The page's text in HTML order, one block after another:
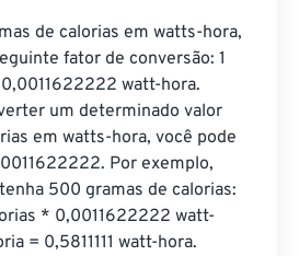
de calorias em watts-hora,
fator de conversão: 1
watt-hora.
um determinado valor
em watts-hora, você pode
Por exemplo,
500 gramas de calorias:
* 0,0011622222 watt-
= 0,5811111 watt-hora.